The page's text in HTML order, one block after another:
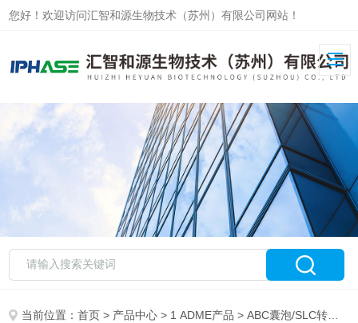
您好！欢迎访问汇智和源生物技术（苏州）有限公司网站！
当前位置：首页 > 产品中心 > 1 ADME产品 >ABC囊泡/SLC转运体细胞